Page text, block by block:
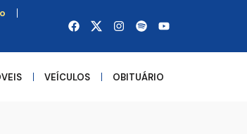
VEÍCULOS OBITUÁRIO